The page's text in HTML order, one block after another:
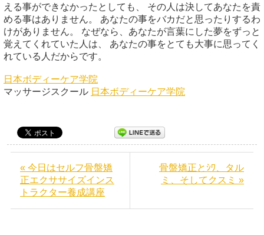
える事ができなかったとしても、 その人は決してあなたを責
める事はありません。 あなたの事をバカだと思ったりするわ
けがありません。 なぜなら、あなたが言葉にした夢をずっと
覚えてくれていた人は、 あなたの事をとても大事に思ってく
れている人だからです。
日本ボディーケア学院
マッサージスクール 日本ボディーケア学院
« 今日はセルフ骨盤矯
正エクササイズインス
トラクター養成講座
骨盤矯正とｼﾜ、タル
ミ、そしてクスミ »